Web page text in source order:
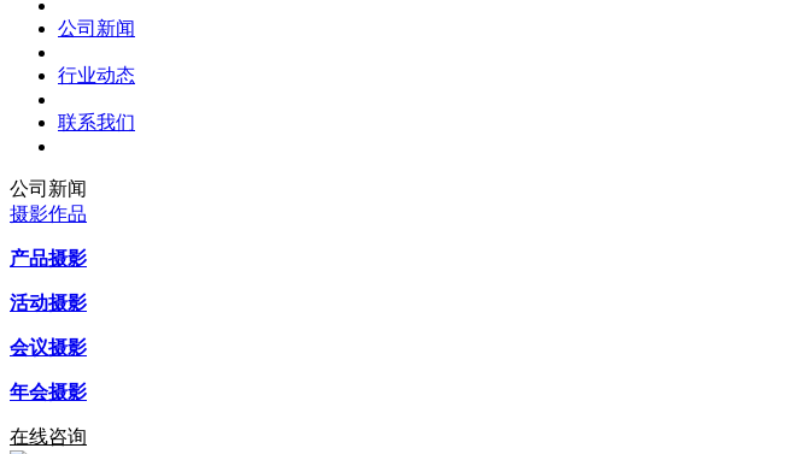
公司新闻
行业动态
联系我们
公司新闻
摄影作品
产品摄影
活动摄影
会议摄影
年会摄影
在线咨询